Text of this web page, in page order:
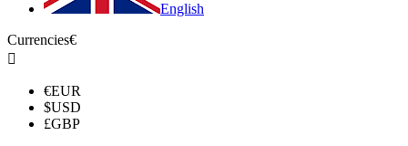
English
Currencies€

€EUR
$USD
£GBP